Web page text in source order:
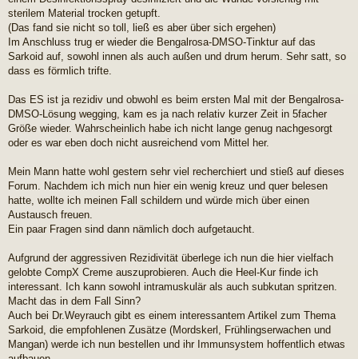
r
a
sterilem Material trocken getupft.
(Das fand sie nicht so toll, ließ es aber über sich ergehen)
Im Anschluss trug er wieder die Bengalrosa-DMSO-Tinktur auf das
Sarkoid auf, sowohl innen als auch außen und drum herum. Sehr satt, so
dass es förmlich trifte.
Das ES ist ja rezidiv und obwohl es beim ersten Mal mit der Bengalrosa-
DMSO-Lösung wegging, kam es ja nach relativ kurzer Zeit in 5facher
Größe wieder. Wahrscheinlich habe ich nicht lange genug nachgesorgt
oder es war eben doch nicht ausreichend vom Mittel her.
Mein Mann hatte wohl gestern sehr viel recherchiert und stieß auf dieses
Forum. Nachdem ich mich nun hier ein wenig kreuz und quer belesen
hatte, wollte ich meinen Fall schildern und würde mich über einen
Austausch freuen.
Ein paar Fragen sind dann nämlich doch aufgetaucht.
Aufgrund der aggressiven Rezidivität überlege ich nun die hier vielfach
gelobte CompX Creme auszuprobieren. Auch die Heel-Kur finde ich
interessant. Ich kann sowohl intramuskulär als auch subkutan spritzen.
Macht das in dem Fall Sinn?
Auch bei Dr.Weyrauch gibt es einem interessantem Artikel zum Thema
Sarkoid, die empfohlenen Zusätze (Mordskerl, Frühlingserwachen und
Mangan) werde ich nun bestellen und ihr Immunsystem hoffentlich etwas